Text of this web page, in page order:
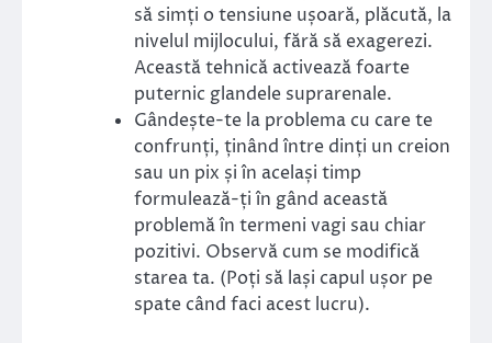
să simți o tensiune ușoară, plăcută, la
nivelul mijlocului, fără să exagerezi.
Această tehnică activează foarte
puternic glandele suprarenale.
Gândește-te la problema cu care te
confrunți, ținând între dinți un creion
sau un pix și în același timp
formulează-ți în gând această
problemă în termeni vagi sau chiar
pozitivi. Observă cum se modifică
starea ta. (Poți să lași capul ușor pe
spate când faci acest lucru).